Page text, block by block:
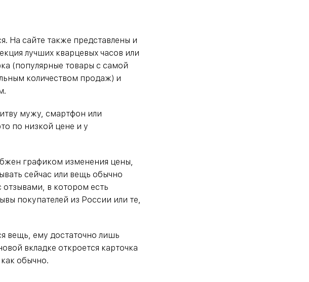
На сайте также представлены и
лучших кварцевых часов или
(популярные товары с самой
количеством продаж) и
мужу, смартфон или
по низкой цене и у
графиком изменения цены,
сейчас или вещь обычно
в котором есть
покупателей из России или те,
вещь, ему достаточно лишь
вкладке откроется карточка
обычно.